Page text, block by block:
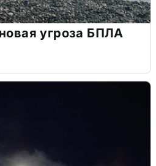
угроза БПЛА